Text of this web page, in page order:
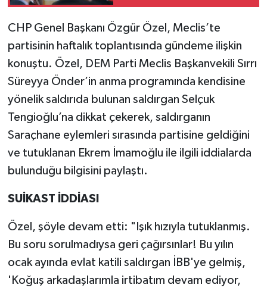
CHP Genel Başkanı Özgür Özel, Meclis’te
partisinin haftalık toplantısında gündeme ilişkin
konuştu. Özel, DEM Parti Meclis Başkanvekili Sırrı
Süreyya Önder’in anma programında kendisine
yönelik saldırıda bulunan saldırgan Selçuk
Tengioğlu’na dikkat çekerek, saldırganın
Saraçhane eylemleri sırasında partisine geldiğini
ve tutuklanan Ekrem İmamoğlu ile ilgili iddialarda
bulunduğu bilgisini paylaştı.
SUİKAST İDDİASI
Özel, şöyle devam etti: "Işık hızıyla tutuklanmış.
Bu soru sorulmadıysa geri çağırsınlar! Bu yılın
ocak ayında evlat katili saldırgan İBB'ye gelmiş,
'Koğuş arkadaşlarımla irtibatım devam ediyor,